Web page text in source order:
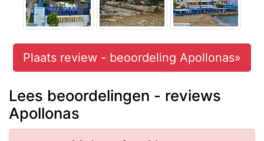
Plaats review - beoordeling Apollonas»
Lees beoordelingen - reviews
Apollonas